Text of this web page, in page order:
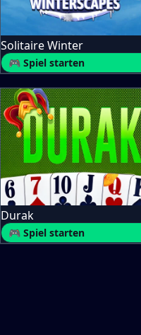
Solitaire Winter
🎮 Spiel starten
Durak
🎮 Spiel starten